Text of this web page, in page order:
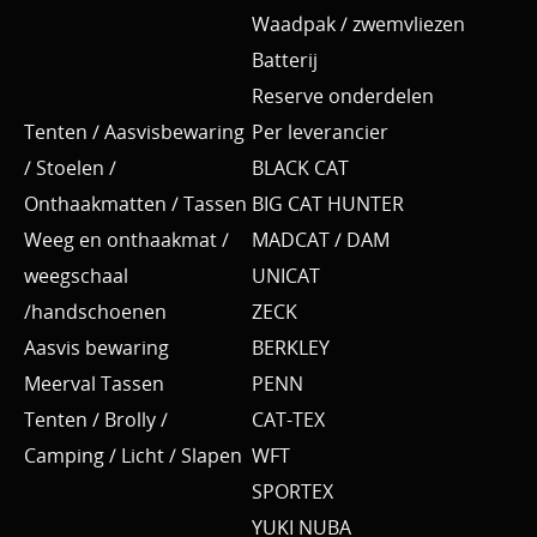
Waadpak / zwemvliezen
Batterij
Reserve onderdelen
Tenten / Aasvisbewaring
/ Stoelen /
Onthaakmatten / Tassen
Weeg en onthaakmat /
weegschaal
/handschoenen
Aasvis bewaring
Meerval Tassen
Tenten / Brolly /
Camping / Licht / Slapen
Per leverancier
BLACK CAT
BIG CAT HUNTER
MADCAT / DAM
UNICAT
ZECK
BERKLEY
PENN
CAT-TEX
WFT
SPORTEX
YUKI NUBA